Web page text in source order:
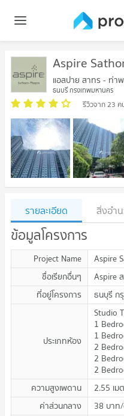
Aspire
แอสปาย สาทร - ท่าพ
ธนบุรี กรุงเทพมหานคร
รีวิวจาก 23 ค
รายละเอียด สิ่งอำ
ข้อมูลโครงการ
Project Name
Aspire
ชื่อเรียกอื่นๆ
Aspire
ที่อยู่โครงการ
ธนบุรี ก
ประเภทห้อง
Studio
1
1
2
2
2
ความสูงเพดาน
2.55 เม
ค่าส่วนกลาง
38 บาท